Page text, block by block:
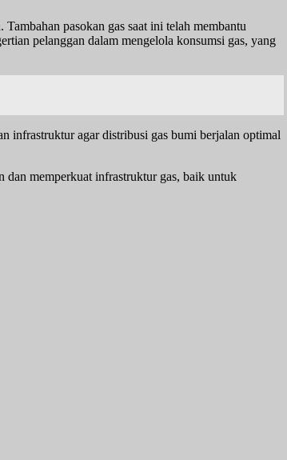
pasokan gas saat ini telah membantu
pelanggan dalam mengelola konsumsi gas, yang
infrastruktur agar distribusi gas bumi berjalan optimal
dan memperkuat infrastruktur gas, baik untuk